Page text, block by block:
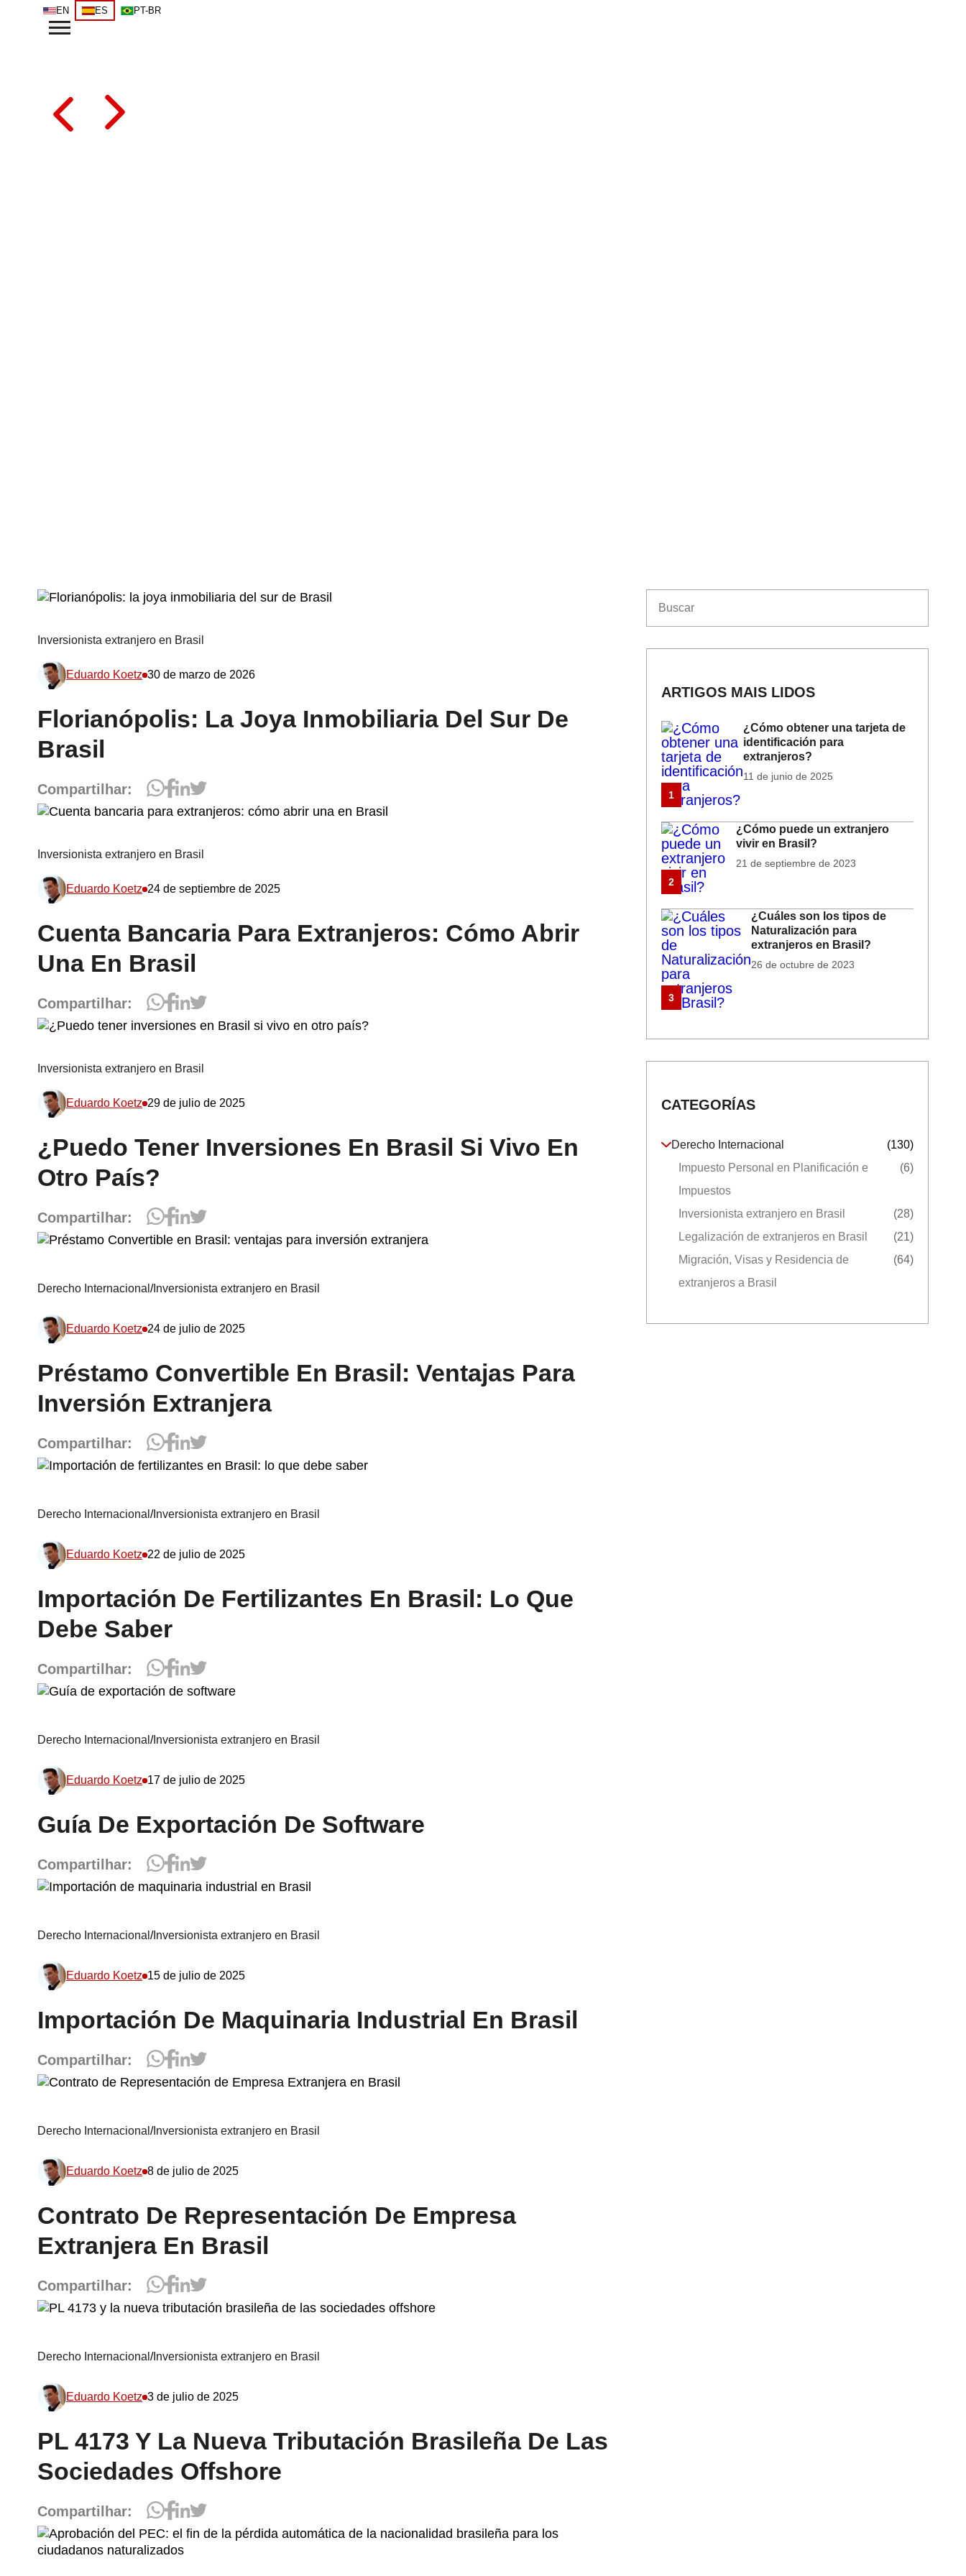
EN ES PT-BR
LISTAGEM DE POSTS
Inversionista extranjero en Brasil
Eduardo Koetz 30 de marzo de 2026
Florianópolis: La Joya Inmobiliaria Del Sur De
Brasil
Compartilhar:
Inversionista extranjero en Brasil
Eduardo Koetz 24 de septiembre de 2025
Cuenta Bancaria Para Extranjeros: Cómo Abrir
Una En Brasil
Compartilhar:
Inversionista extranjero en Brasil
Eduardo Koetz 29 de julio de 2025
¿Puedo Tener Inversiones En Brasil Si Vivo En
Otro País?
Compartilhar:
Derecho Internacional /Inversionista extranjero en Brasil
Eduardo Koetz 24 de julio de 2025
Préstamo Convertible En Brasil: Ventajas Para
Inversión Extranjera
Compartilhar:
Derecho Internacional /Inversionista extranjero en Brasil
Eduardo Koetz 22 de julio de 2025
Importación De Fertilizantes En Brasil: Lo Que
Debe Saber
Compartilhar:
Derecho Internacional /Inversionista extranjero en Brasil
Eduardo Koetz 17 de julio de 2025
Guía De Exportación De Software
Compartilhar:
Derecho Internacional /Inversionista extranjero en Brasil
Eduardo Koetz 15 de julio de 2025
Importación De Maquinaria Industrial En Brasil
Compartilhar:
Derecho Internacional /Inversionista extranjero en Brasil
Eduardo Koetz 8 de julio de 2025
Contrato De Representación De Empresa
Extranjera En Brasil
Compartilhar:
Derecho Internacional /Inversionista extranjero en Brasil
Eduardo Koetz 3 de julio de 2025
PL 4173 Y La Nueva Tributación Brasileña De Las
Sociedades Offshore
Compartilhar:
ARTIGOS MAIS LIDOS
1
¿Cómo obtener una tarjeta de
identificación para
extranjeros?
11 de junio de 2025
2
¿Cómo puede un extranjero
vivir en Brasil?
21 de septiembre de 2023
3
¿Cuáles son los tipos de
Naturalización para
extranjeros en Brasil?
26 de octubre de 2023
CATEGORÍAS
Derecho Internacional
(130)
Impuesto Personal en Planificación e
Impuestos
(6)
Inversionista extranjero en Brasil
(28)
Legalización de extranjeros en Brasil
(21)
Migración, Visas y Residencia de
extranjeros a Brasil
(64)